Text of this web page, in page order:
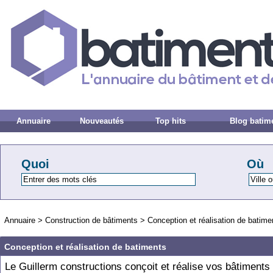
Annuaire Nouveautés Top hits Blog
Quoi Où
Annuaire > Construction de bâtiments > Conception et réalisation de
Conception et réalisation de batiments
Le Guillerm constructions conçoit et réalise vos bâtiments